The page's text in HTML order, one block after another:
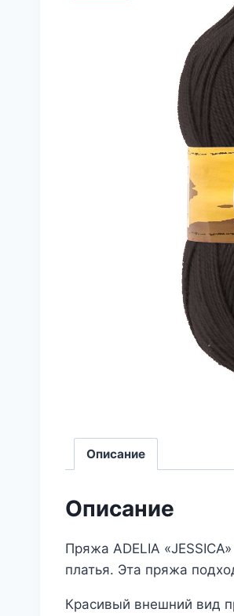
Описание
Описание
Пряжа ADELIA
платья. Эта пряжа
Красивый внешний вид